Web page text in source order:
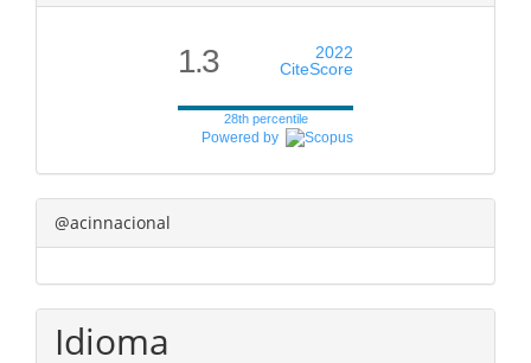
1.3
2022
CiteScore
28th percentile
Powered by
@acinnacional
Idioma